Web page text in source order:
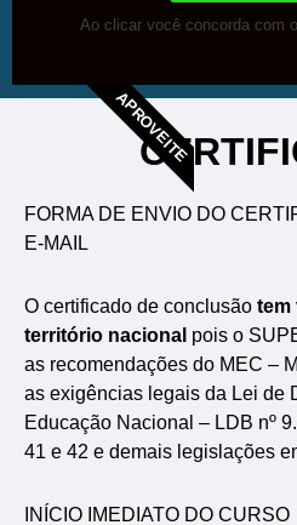
Ao clicar você concorda com
APROVEITE
FORMA DE ENVIO DO
E-MAIL
O certificado de conclusão tem
território nacional pois o
as recomendações do MEC –
as exigências legais da Lei de
Educação Nacional – LDB nº
41 e 42 e demais legislações
INÍCIO IMEDIATO DO CURSO